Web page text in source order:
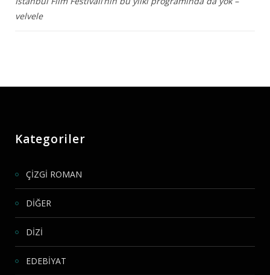
velvele
Kategoriler
ÇİZGİ ROMAN
DİĞER
DİZİ
EDEBİYAT